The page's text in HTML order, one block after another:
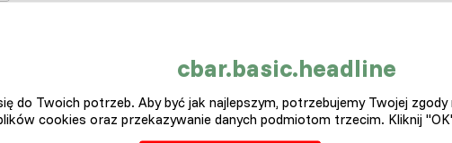
cbar.basic.headline
do Twoich potrzeb. Aby być jak najlepszym, potrzebujemy Twojej
cookies oraz przekazywanie danych podmiotom trzecim. Kliknij